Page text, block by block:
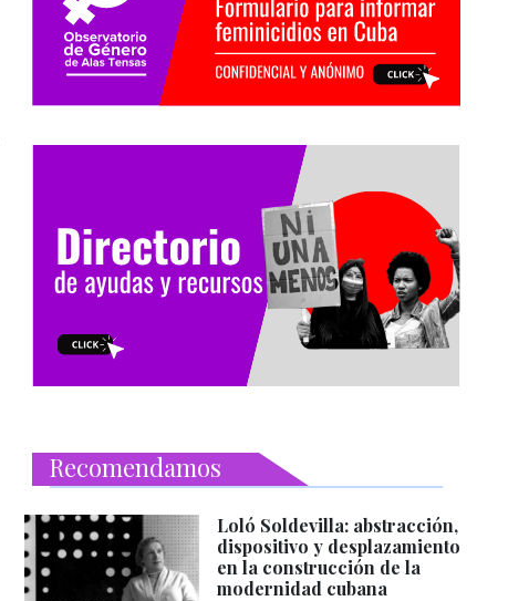
Recomendamos
Loló Soldevilla: abstracción,
dispositivo y desplazamiento
en la construcción de la
modernidad cubana